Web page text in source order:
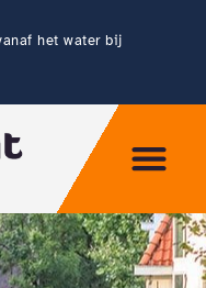
het water bij